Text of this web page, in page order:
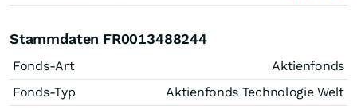
Stammdaten FR0013488244
Fonds-Art
Aktienfonds
Fonds-Typ
Aktienfonds Technologie Welt